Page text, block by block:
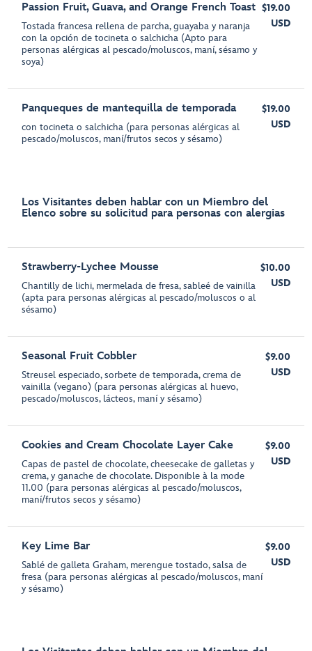
Passion Fruit, Guava, and Orange French Toast
Tostada francesa rellena de parcha, guayaba y naranja
con la opción de tocineta o salchicha (Apto para
personas alérgicas al pescado/moluscos, maní, sésamo y
soya)
$19.00
USD
Panqueques de mantequilla de temporada
con tocineta o salchicha (para personas alérgicas al
pescado/moluscos, maní/frutos secos y sésamo)
$19.00
USD
Los Visitantes deben hablar con un Miembro del
Elenco sobre su solicitud para personas con alergias
Strawberry-Lychee Mousse
Chantilly de lichi, mermelada de fresa, sableé de vainilla
(apta para personas alérgicas al pescado/moluscos o al
sésamo)
$10.00
USD
Seasonal Fruit Cobbler
Streusel especiado, sorbete de temporada, crema de
vainilla (vegano) (para personas alérgicas al huevo,
pescado/moluscos, lácteos, maní y sésamo)
$9.00
USD
Cookies and Cream Chocolate Layer Cake
Capas de pastel de chocolate, cheesecake de galletas y
crema, y ganache de chocolate. Disponible à la mode
11.00 (para personas alérgicas al pescado/moluscos,
maní/frutos secos y sésamo)
$9.00
USD
Key Lime Bar
Sablé de galleta Graham, merengue tostado, salsa de
fresa (para personas alérgicas al pescado/moluscos, maní
y sésamo)
$9.00
USD